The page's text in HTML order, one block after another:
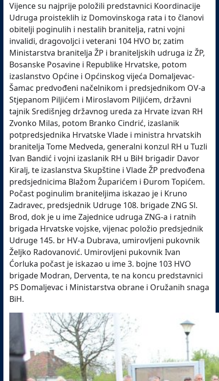
Vijence su najprije položili predstavnici Koordinacije
Udruga proisteklih iz Domovinskoga rata i to članovi
obitelji poginulih i nestalih branitelja, ratni vojni
invalidi, dragovoljci i veterani 104 HVO br, zatim
Ministarstva branitelja ŽP i braniteljskih udruga iz ŽP,
Bosanske Posavine i Republike Hrvatske, potom
izaslanstvo Općine i Općinskog vijeća Domaljevac-
Šamac predvođeni načelnikom i predsjednikom OV-a
Stjepanom Piljićem i Miroslavom Piljićem, državni
tajnik Središnjeg državnog ureda za Hrvate izvan RH
Zvonko Milas, potom Branko Cindrić, izaslanik
potpredsjednika Hrvatske Vlade i ministra hrvatskih
branitelja Tome Medveda, generalni konzul RH u Tuzli
Ivan Bandić i vojni izaslanik RH u BiH brigadir Davor
Kiralj, te izaslanstva Skupštine i Vlade ŽP predvođena
predsjednicima Blažom Župarićem i Đurom Topićem.
Počast poginulim braniteljima iskazao je i Kruno
Zadravec, predsjednik Udruge 108. brigade ZNG Sl.
Brod, dok je u ime Zajednice udruga ZNG-a i ratnih
brigada Hrvatske vojske, vijenac položio predsjednik
Udruge 145. br HV-a Dubrava, umirovljeni pukovnik
Željko Radovanović. Umirovljeni pukovnik Ivan
Ćorluka počast je iskazao u ime 3. bojne 103 HVO
brigade Modran, Derventa, te na koncu predstavnici
PS Domaljevac i Ministarstva obrane i Oružanih snaga
BiH.